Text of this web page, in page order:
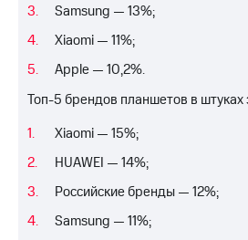
Контакты
развитие
деловая этика
На главную
Samsung — 13%;
Xiaomi — 11%;
Apple — 10,2%.
Топ-5 брендов планшетов в штуках
Xiaomi — 15%;
HUAWEI — 14%;
Российские бренды — 12%;
Samsung — 11%;